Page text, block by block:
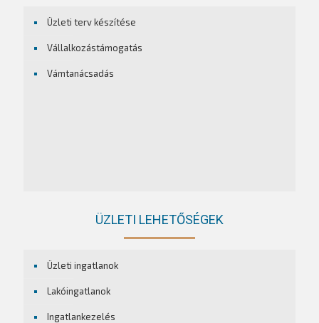
Üzleti terv készítése
Vállalkozástámogatás
Vámtanácsadás
ÜZLETI LEHETŐSÉGEK
Üzleti ingatlanok
Lakóingatlanok
Ingatlankezelés